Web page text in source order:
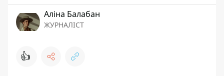
Аліна Балабан
ЖУРНАЛІСТ
👍